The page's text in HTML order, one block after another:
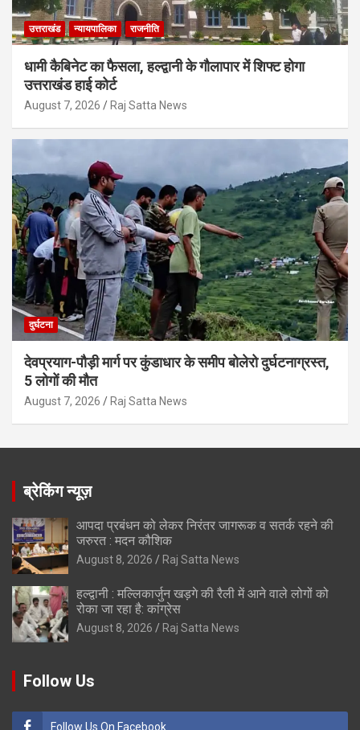
उत्तराखंड न्यायपालिका राजनीति
धामी कैबिनेट का फैसला, हल्द्वानी के गौलापार में शिफ्ट होगा
उत्तराखंड हाई कोर्ट
August 7, 2026 Raj Satta News
दुर्घटना
देवप्रयाग-पौड़ी मार्ग पर कुंडाधार के समीप बोलेरो दुर्घटनाग्रस्त,
5 लोगों की मौत
August 7, 2026 Raj Satta News
ब्रेकिंग न्यूज़
आपदा प्रबंधन को लेकर निरंतर जागरूक व सतर्क रहने की
जरुरत : मदन कौशिक
August 8, 2026 Raj Satta News
हल्द्वानी : मल्लिकार्जुन खड़गे की रैली में आने वाले लोगों को
रोका जा रहा है: कांग्रेस
August 8, 2026 Raj Satta News
Follow Us
Follow Us On Facebook